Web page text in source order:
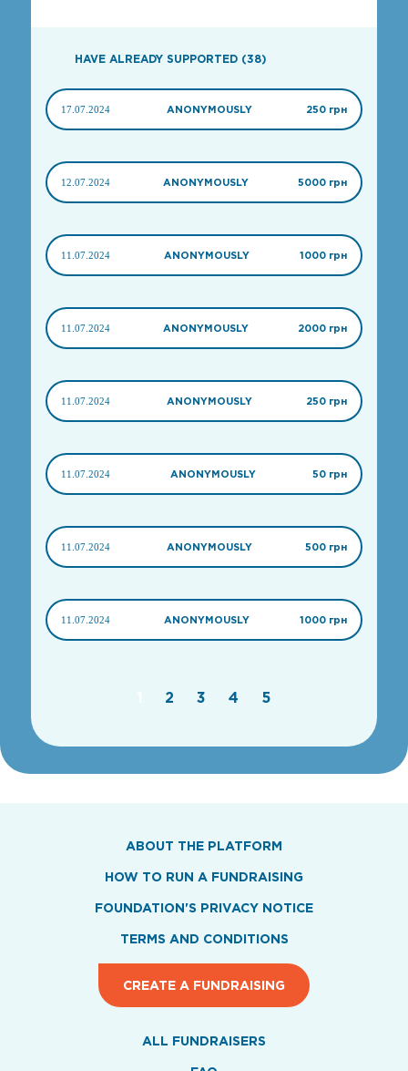
HAVE ALREADY SUPPORTED (38)
17.07.2024 ANONYMOUSLY 250 грн
12.07.2024 ANONYMOUSLY 5000 грн
11.07.2024 ANONYMOUSLY 1000 грн
11.07.2024 ANONYMOUSLY 2000 грн
11.07.2024 ANONYMOUSLY 250 грн
11.07.2024 ANONYMOUSLY 50 грн
11.07.2024 ANONYMOUSLY 500 грн
11.07.2024 ANONYMOUSLY 1000 грн
2 3 4 5
ABOUT THE PLATFORM
HOW TO RUN A FUNDRAISING
FOUNDATION'S PRIVACY NOTICE
TERMS AND CONDITIONS
CREATE A FUNDRAISING
ALL FUNDRAISERS